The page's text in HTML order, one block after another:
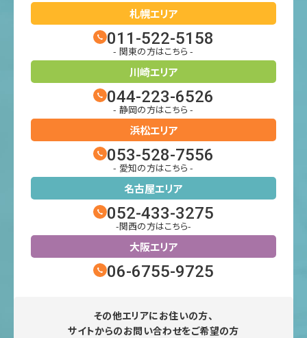
札幌エリア
011-522-5158
- 関東の方はこちら -
川崎エリア
044-223-6526
- 静岡の方はこちら -
浜松エリア
053-528-7556
- 愛知の方はこちら -
名古屋エリア
052-433-3275
-関西の方はこちら-
大阪エリア
06-6755-9725
その他エリアにお住いの方、
サイトからのお問い合わせをご希望の方